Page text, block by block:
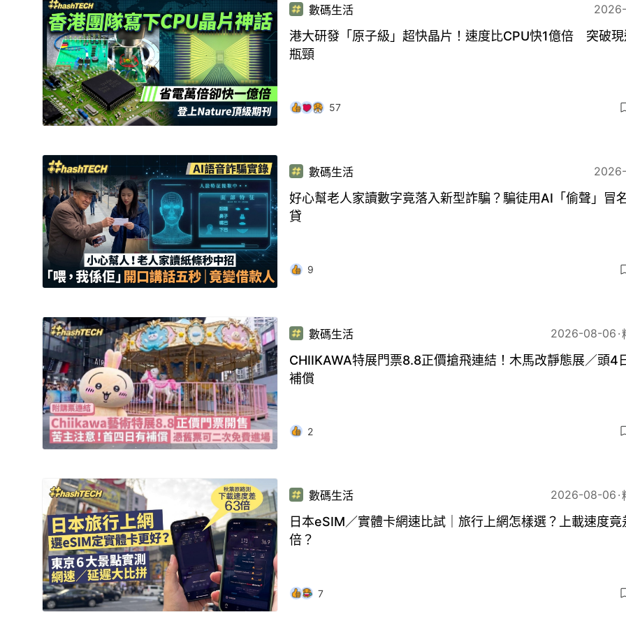
數碼生活
港大研發「原子級」超快晶片！速度比CPU快1億倍 突破現
瓶頸
57
數碼生活
好心幫老人家讀數字竟落入新型詐騙？騙徒用AI「偷聲」冒
貸
9
數碼生活 2026-08-06
CHIIKAWA特展門票8.8正價搶飛連結！木馬改靜態展／頭4
補償
2
數碼生活 2026-08-06
日本eSIM／實體卡網速比試｜旅行上網怎樣選？上載速度
倍？
7